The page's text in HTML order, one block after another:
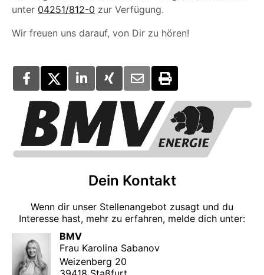
unter 04251/812-0 zur Verfügung.
Wir freuen uns darauf, von Dir zu hören!
Dein Kontakt
Wenn dir unser Stellenangebot zusagt und du
Interesse hast, mehr zu erfahren, melde dich unter:
BMV
Frau Karolina Sabanov
Weizenberg 20